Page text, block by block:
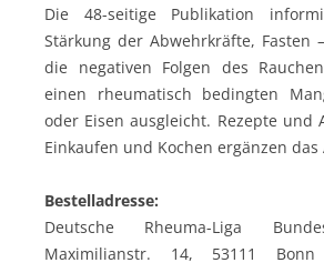
Die 48-seitige Publikation
Stärkung der Abwehrkräfte, Fasten
die negativen Folgen des
einen rheumatisch bedingten
oder Eisen ausgleicht. Rezepte und
Einkaufen und Kochen ergänzen das
Bestelladresse:
Deutsche Rheuma-Liga
Maximilianstr. 14, 53111